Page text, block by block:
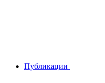
Публикации